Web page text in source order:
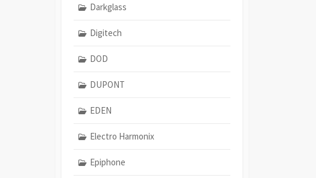
Darkglass
Digitech
DOD
DUPONT
EDEN
Electro Harmonix
Epiphone